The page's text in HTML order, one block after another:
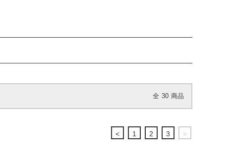
全 30 商品
< 1 2 3 >